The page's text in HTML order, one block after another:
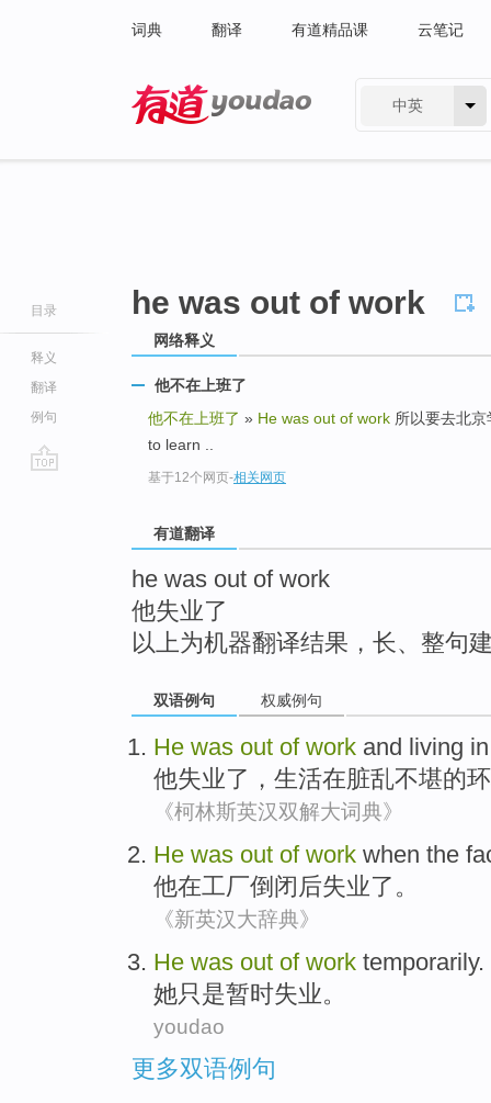
词典 翻译 有道精品课 云笔记
中英
目录
释义
翻译
例句
he was out of work
网络释义
他不在上班了
他不在上班了 » He was out of work 所以要去北
to learn ..
基于12个网页-相关网页
有道翻译
he was out of work
他失业了
以上为机器翻译结果，长、整句
双语例句 权威例句
He was out of work and living in
他失业了， 生活在脏乱不堪的
《柯林斯英汉双解大词典》
He was out of work when the
他在工厂倒闭后失业了 。
《新英汉大辞典》
He was out of work temporarily.
她只是暂时失业。
youdao
更多双语例句